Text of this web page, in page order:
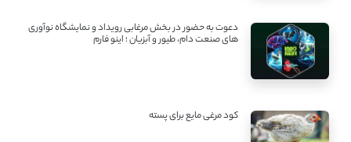
دعوت به حضور در بخش مرغابی رویداد و نمایشگاه نوآوری
های صنعت دام، طیور و آبزیان ؛ اینو فارم
کود مرغی مایع برای پسته